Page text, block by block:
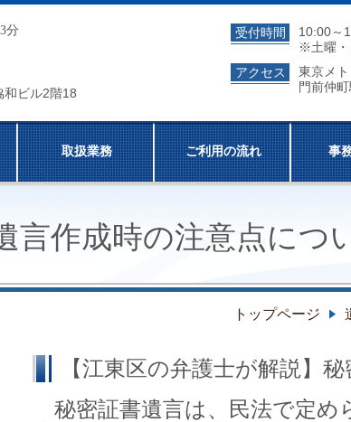
分
和ビル2階18
受付時間
10:00～
※土曜・
アクセス
東京メ
門前仲
取扱業務 ご利用の流れ 事
言作成時の注意点につ
トップページ
【江東区の弁護士が解説】
秘密証書遺言は、民法で定め